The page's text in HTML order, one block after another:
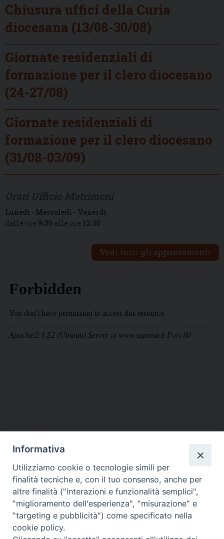
Chiusura uffici della Curia
diocesana (13/08-30/08)
Giornate residenziali di
formazione per il clero diocesano
(24-27/08)
Giornate residenziali di
formazione per il clero diocesano
(31/08-03/09)
Lunedì - Mercoledì - Venerdì
dalle ore 9:30 alle ore 12:30
Vedi tutti gli appuntamenti
DIOCESI SUBURBICARIA DI ALBANO
Contatti:Tel.: 06.93268401 - Fax.: 06.9323844
E-mail:curia@diocesidialbano.it
Orari: dal Lunedì al Venerdì Ore: 9:00 - 13:00
Informativa
Utilizziamo cookie o tecnologie simili per
finalità tecniche e, con il tuo consenso, anche per
altre finalità ("interazioni e funzionalità semplici",
"miglioramento dell'esperienza", "misurazione" e
"targeting e pubblicità") come specificato nella
cookie policy.